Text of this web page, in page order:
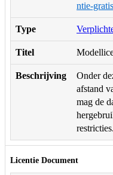
ntie-
Type
Titel
Beschrijving
Onder
afstand
mag de
restricties.
Licentie Document